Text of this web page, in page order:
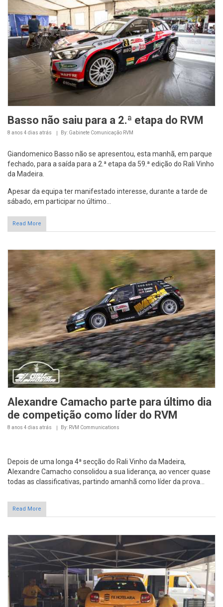
Basso não saiu para a 2.ª etapa do RVM
8 anos 4 dias atrás By: Gabinete Comunicação RVM
Giandomenico Basso não se apresentou, esta manhã, em parque
fechado, para a saída para a 2.ª etapa da 59.ª edição do Rali Vinho
da Madeira.
Apesar da equipa ter manifestado interesse, durante a tarde de
sábado, em participar no último...
Read More
Alexandre Camacho parte para último dia
de competição como líder do RVM
8 anos 4 dias atrás By: RVM Communications
Depois de uma longa 4ª secção do Rali Vinho da Madeira,
Alexandre Camacho consolidou a sua liderança, ao vencer quase
todas as classificativas, partindo amanhã como líder da prova...
Read More